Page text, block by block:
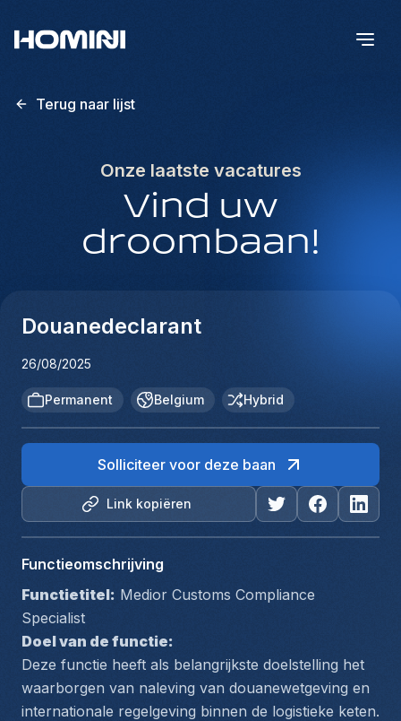
Terug naar lijst
Onze laatste vacatures
Vind uw
droombaan!
Douanedeclarant
26/08/2025
Permanent Belgium Hybrid
Link kopiëren
Solliciteer voor deze baan
Functieomschrijving
Functietitel: Medior Customs Compliance
Specialist
Doel van de functie:
Deze functie heeft als belangrijkste doelstelling het
waarborgen van naleving van douanewetgeving en
internationale regelgeving binnen de logistieke keten.